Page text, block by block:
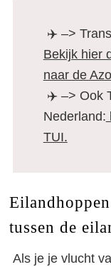
✈️ –>
Bekijk hier
naar de
✈️ –> Ook
Nederland:
TUI.
tussen de
Als je je vlucht